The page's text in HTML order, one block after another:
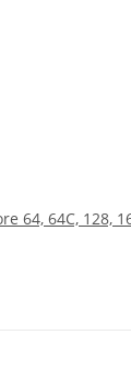
64, 64C, 128,